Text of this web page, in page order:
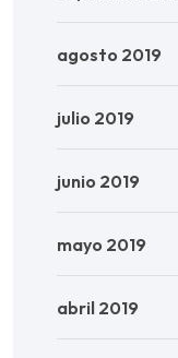
agosto 2019
julio 2019
junio 2019
mayo 2019
abril 2019